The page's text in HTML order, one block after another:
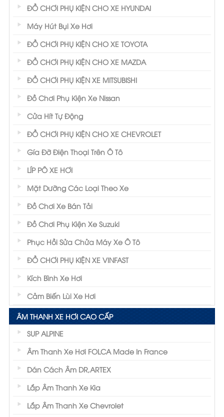
ĐỒ CHƠI PHỤ KIỆN CHO XE HYUNDAI
Máy Hút Bụi Xe Hơi
ĐỒ CHƠI PHỤ KIỆN CHO XE TOYOTA
ĐỒ CHƠI PHỤ KIỆN CHO XE MAZDA
ĐỒ CHƠI PHỤ KIỆN XE MITSUBISHI
Đồ Chơi Phụ Kiện Xe Nissan
Cửa Hít Tự Động
ĐỒ CHƠI PHỤ KIỆN CHO XE CHEVROLET
Gía Đỡ Điện Thoại Trên Ô Tô
LÍP PÔ XE HƠI
Mặt Dưỡng Các Loại Theo Xe
Đồ Chơi Xe Bán Tải
Đồ Chơi Phụ Kiện Xe Suzuki
Phục Hồi Sửa Chửa Máy Xe Ô Tô
ĐỒ CHƠI PHỤ KIỆN XE VINFAST
Kích Bình Xe Hơi
Cảm Biến Lùi Xe Hơi
ÂM THANH XE HƠI CAO CẤP
SUP ALPINE
Âm Thanh Xe Hơi FOLCA Made In France
Dán Cách Âm DR,ARTEX
Lắp Âm Thanh Xe Kia
Lắp Âm Thanh Xe Chevrolet